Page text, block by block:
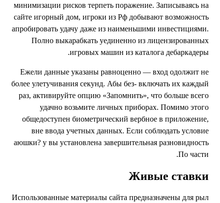
минимизации рисков терпеть поражение. Записываясь
сайте игорный дом, игроки из Рф добывают
апробировать удачу даже из наименьшими
Полно выкарабкать уединенно из
игровых машин из каталога
Ежели данные указаны равноценно — вход одолжит
более улетучивания секунд. Абы без- включать их
раз, активируйте опцию «Запомнить», что больше
удачно возьмите личных приборах. Помимо
общедоступен биометрический вербное в
вне ввода учетных данных. Если соблюдать
аюшки? у вы установлена завершительная
По
Живые
Использованные материалы сайта предназначены для